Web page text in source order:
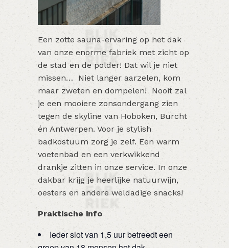
Een zotte sauna-ervaring op het dak
van onze enorme fabriek met zicht op
de stad en de polder! Dat wil je niet
missen… Niet langer aarzelen, kom
maar zweten en dompelen! Nooit zal
je een mooiere zonsondergang zien
tegen de skyline van Hoboken, Burcht
én Antwerpen. Voor je stylish
badkostuum zorg je zelf. Een warm
voetenbad en een verkwikkend
drankje zitten in onze service. In onze
dakbar krijg je heerlijke natuurwijn,
oesters en andere weldadige snacks!
Praktische info
Ieder slot van 1,5 uur betreedt een